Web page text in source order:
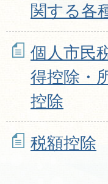
関する各
個人市民
得控除・
控除
税額控除